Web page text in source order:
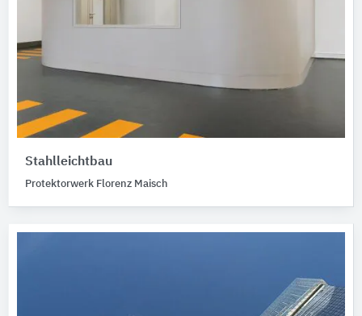
Stahlleichtbau
Protektorwerk Florenz Maisch